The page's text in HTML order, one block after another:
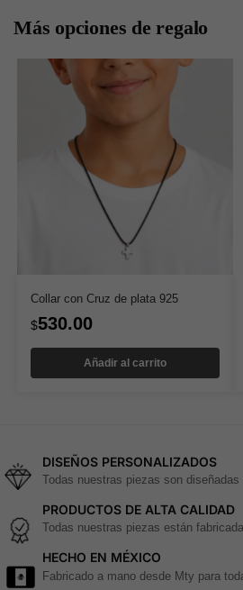
Más opciones de regalo
Collar con Cruz de plata 925
$530.00
Añadir al carrito
DISEÑOS PERSONALIZADOS
Todas nuestras piezas son
PRODUCTOS DE ALTA CALIDAD
Todas nuestras piezas están
HECHO EN MÉXICO
Fabricado a mano desde Mty para